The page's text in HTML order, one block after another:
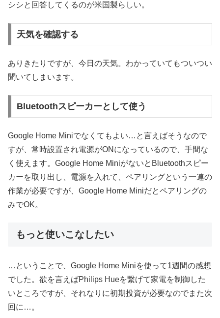
シシと回答してくるのが米国製らしい。
天気を確認する
ありきたりですが、今日の天気。わかっていてもついつい
聞いてしまいます。
Bluetoothスピーカーとして使う
Google Home Miniでなくてもよい…と言えばそうなので
すが、常時設置され電源がONになっているので、手間な
く使えます。Google Home MiniがないとBluetoothスピー
カーを取り出し、電源を入れて、ペアリングという一連の
作業が必要ですが、Google Home Miniだとペアリングの
みでOK。
もっと使いこなしたい
…ということで、Google Home Miniを使って1週間の感想
でした。欲を言えばPhilips Hueを繋げて家電を制御した
いところですが、それなりに初期投資が必要なのでまた次
回に…。